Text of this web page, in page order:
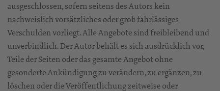
ausgeschlossen, sofern seitens des Autors kein
nachweislich vorsätzliches oder grob fahrlässiges
Verschulden vorliegt. Alle Angebote sind freibleibend und
unverbindlich. Der Autor behält es sich ausdrücklich vor,
Teile der Seiten oder das gesamte Angebot ohne
gesonderte Ankündigung zu verändern, zu ergänzen, zu
löschen oder die Veröffentlichung zeitweise oder